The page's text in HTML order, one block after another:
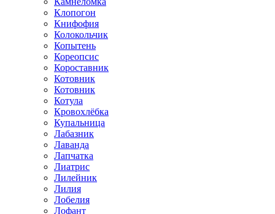
Клопогон
Книфофия
Колокольчик
Копытень
Кореопсис
Короставник
Котовник
Котовник
Котула
Кровохлёбка
Купальница
Лабазник
Лаванда
Лапчатка
Лиатрис
Лилейник
Лилия
Лобелия
Лофант